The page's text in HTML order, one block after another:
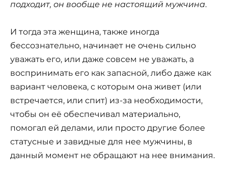
подходит, он вообще не настоящий мужчина.
И тогда эта женщина, также иногда
бессознательно, начинает не очень сильно
уважать его, или даже совсем не уважать, а
воспринимать его как запасной, либо даже как
вариант человека, с которым она живет (или
встречается, или спит) из-за необходимости,
чтобы он её обеспечивал материально,
помогал ей делами, или просто другие более
статусные и завидные для нее мужчины, в
данный момент не обращают на нее внимания.